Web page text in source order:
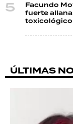
Facundo
fuerte
toxicológico
ÚLTIMAS